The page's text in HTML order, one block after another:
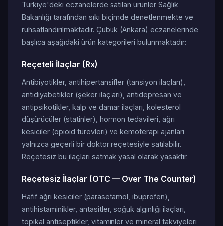
Türkiye'deki eczanelerde satılan ürünler Sağlık
Bakanlığı tarafından sıkı biçimde denetlenmekte ve
ruhsatlandırılmaktadır. Çubuk (Ankara) eczanelerinde
başlıca aşağıdaki ürün kategorileri bulunmaktadır:
Reçeteli İlaçlar (Rx)
Antibiyotikler, antihipertansifler (tansiyon ilaçları),
antidiyabetikler (şeker ilaçları), antidepresan ve
antipsikotikler, kalp ve damar ilaçları, kolesterol
düşürücüler (statinler), hormon tedavileri, ağrı
kesiciler (opioid türevleri) ve kemoterapi ajanları
yalnızca geçerli bir doktor reçetesiyle satılabilir.
Reçetesiz bu ilaçları satmak yasal olarak yasaktır.
Reçetesiz İlaçlar (OTC — Over The Counter)
Hafif ağrı kesiciler (parasetamol, ibuprofen),
antihistaminikler, antasitler, soğuk algınlığı ilaçları,
topikal antiseptikler, vitaminler ve mineral takviyeleri